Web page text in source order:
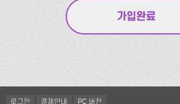
로그인 결제안내 PC 버전